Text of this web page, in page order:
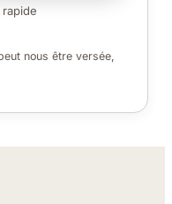
nous être versée,